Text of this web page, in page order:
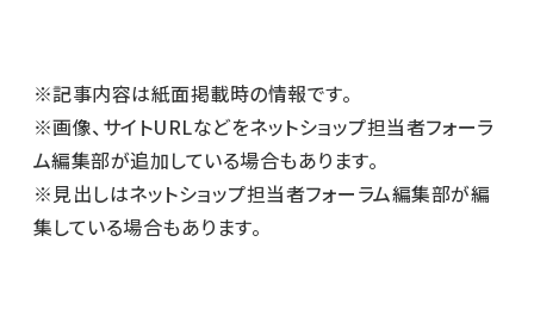
※記事内容は紙面掲載時の情報です。
※画像、サイトURLなどをネットショップ担当者フォーラ
ム編集部が追加している場合もあります。
※見出しはネットショップ担当者フォーラム編集部が編
集している場合もあります。